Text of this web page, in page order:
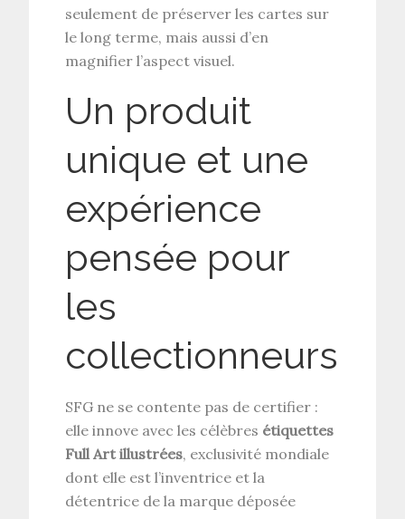
seulement de préserver les cartes sur
le long terme, mais aussi d’en
magnifier l’aspect visuel.
Un produit
unique et une
expérience
pensée pour
les
collectionneurs
SFG ne se contente pas de certifier :
elle innove avec les célèbres étiquettes
Full Art illustrées, exclusivité mondiale
dont elle est l’inventrice et la
détentrice de la marque déposée